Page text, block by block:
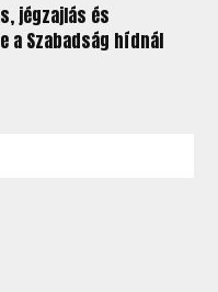
jégzajlás és
a Szabadság hídnál